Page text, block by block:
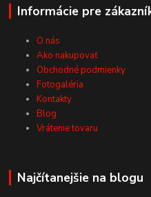
Informácie pre
O nás
Ako nakupovať
Obchodné podmienky
Fotogaléria
Kontakty
Blog
Vrátenie tovaru
Najčítanejšie na blogu